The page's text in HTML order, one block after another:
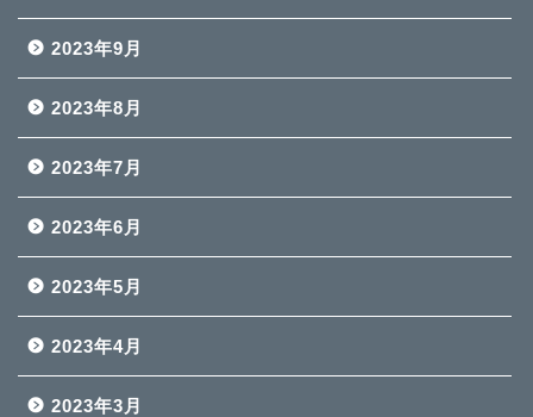
2023年9月
2023年8月
2023年7月
2023年6月
2023年5月
2023年4月
2023年3月